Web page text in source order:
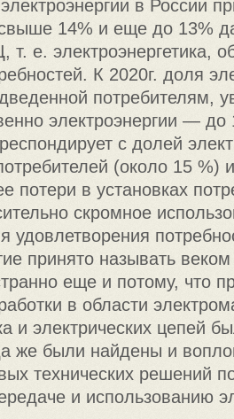
в России
14% и еще до 13%
е. электроэнергетика,
К 2020г. доля
потребителям,
электроэнергии —
с долей
(около 15 %)
потери в установках
скромное
удовлетворения
принято называть
еще и потому, что
в области
и электрических цепей
же были найдены и
технических решений
и использованию